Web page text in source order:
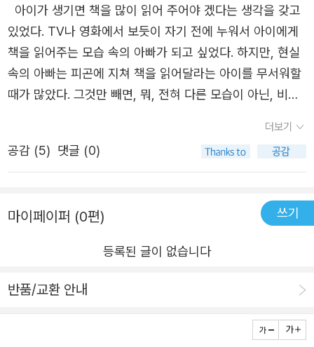
아이가 생기면 책을 많이 읽어 주어야 겠다는 생각을 갖고
있었다. TV나 영화에서 보듯이 자기 전에 누워서 아이에게
책을 읽어주는 모습 속의 아빠가 되고 싶었다. 하지만, 현실
속의 아빠는 피곤에 지쳐 책을 읽어달라는 아이를 무서워할
때가 많았다. 그것만 빼면, 뭐, 전혀 다른 모습이 아닌, 비슷
을 읽어 주곤 했다. 둘째는 피곤하기도 했고, 첫째를 재우기
위해선 아이에게 태교로 책을 읽어줄 짬이 없었다. 뭐, 이것
이가 둘째 아이보다 책을 좋아한다. 기분 탓일게다. 다른 집
들을 가보지 않아서 잘 모르겠지만, 집에 책이 없는 편은 아
들을 한 번씩은 다 본 것 같다. 모두 다 읽어줬던 걸 기억하
면, 엄마 혹은 아빠도 역시 그 책들을 한번씩은 다 읽은 셈이
교감을 하며 읽은 책들도 있었다. 이 책은 제목만 보고 꼭
더보기
공감 (5) 댓글 (0)
마이페이퍼 (0편) 쓰기
등록된 글이 없습니다
반품/교환 안내